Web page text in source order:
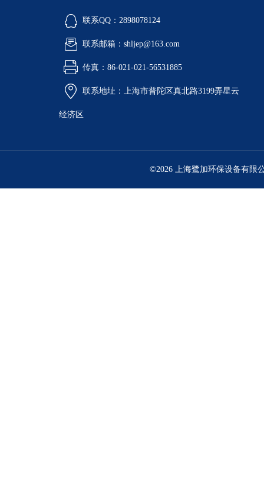
联系QQ：2898078124
联系邮箱：shljep@163.com
传真：86-021-021-56531885
联系地址：上海市普陀区真北路3199弄星云
经济区
©2026 上海鹭加环保设备有限